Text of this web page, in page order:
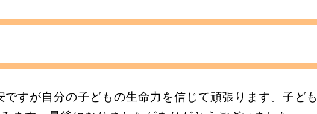
すが自分の子どもの生命力を信じて頑張ります。子ども